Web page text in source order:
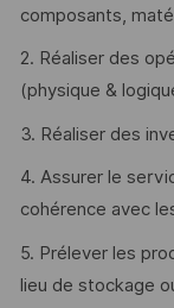
composants,
2. Réaliser des
(physique &
3. Réaliser des
4. Assurer le
cohérence avec
5. Prélever les
lieu de stockage